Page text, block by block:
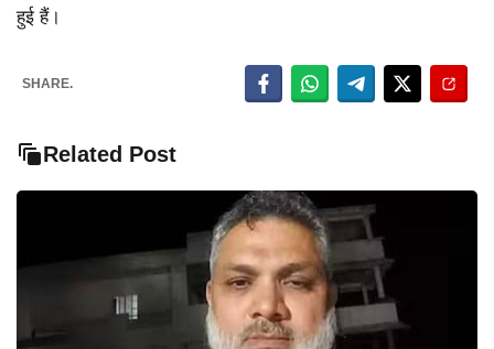
हुई हैं।
SHARE.
Related Post